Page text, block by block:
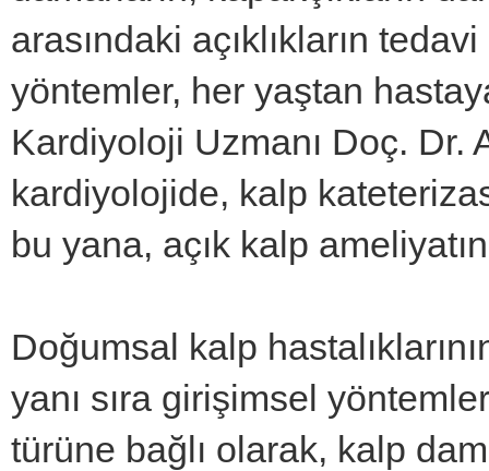
arasındaki açıklıkların
yöntemler, her yaştan
Kardiyoloji Uzmanı Doç. Dr.
kardiyolojide, kalp
bu yana, açık kalp
Doğumsal kalp
yanı sıra girişimsel
türüne bağlı olarak, kalp